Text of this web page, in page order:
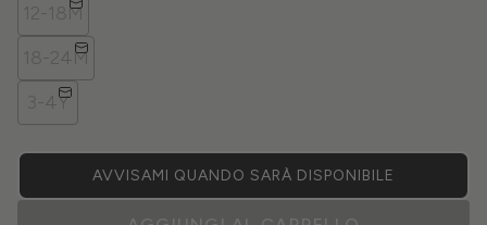
12-18M
18-24M
3-4Y
AVVISAMI QUANDO SARÀ DISPONIBILE